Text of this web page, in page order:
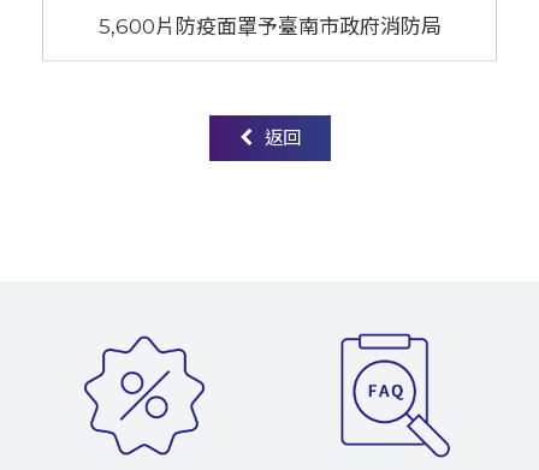
5,600片防疫面罩予臺南市政府消防局
返回